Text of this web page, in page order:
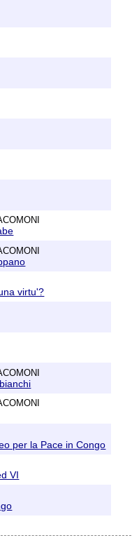
virtu'?
per la Pace in Congo
VI